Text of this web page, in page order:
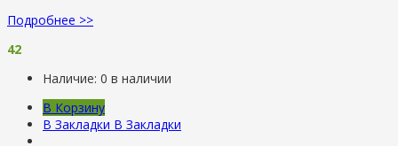
Подробнее >>
42
Наличие: 0 в наличии
В Корзину
В Закладки В Закладки